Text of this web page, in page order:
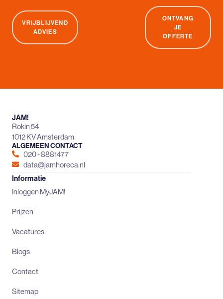
VRIJBLIJVEND
ADVIES
ONTVANG
JE
OFFERTE
JAM!
Rokin 54
1012 KV Amsterdam
ALGEMEEN CONTACT
020 - 8881477
data@jamhoreca.nl
Informatie
Inloggen MyJAM!
Prijzen
Vacatures
Blogs
Contact
Sitemap